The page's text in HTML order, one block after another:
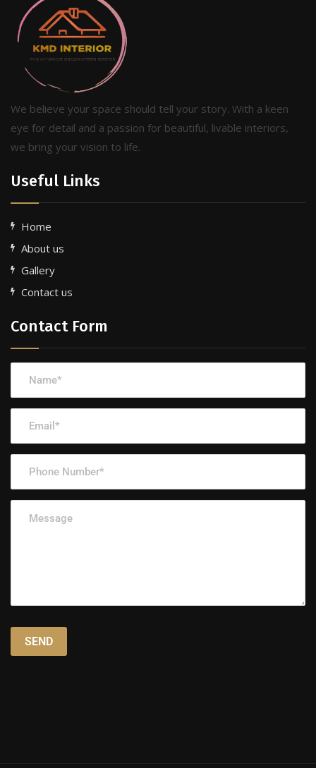
We believe your space should tell your story. With a keen
eye for detail and a passion for beautiful, livable interiors,
we bring your vision to life.
Useful Links
Home
About us
Gallery
Contact us
Contact Form